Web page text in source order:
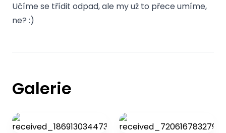
Učíme se třídit odpad, ale my už to přece umíme,
ne? :)
Galerie